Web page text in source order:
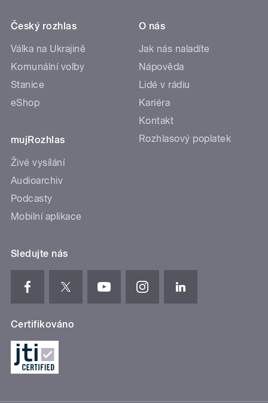
Český rozhlas
Válka na Ukrajině
Komunální volby
Stanice
eShop
mujRozhlas
Živé vysílání
Audioarchiv
Podcasty
Mobilní aplikace
O nás
Jak nás naladíte
Nápověda
Lidé v rádiu
Kariéra
Kontakt
Rozhlasový poplatek
Sledujte nás
Certifikováno